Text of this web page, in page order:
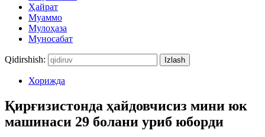
Ҳайрат
Муаммо
Мулоҳаза
Муносабат
Qidirshish:
Хорижда
Қирғизистонда ҳайдовчисиз мини юк
машинаси 29 болани уриб юборди